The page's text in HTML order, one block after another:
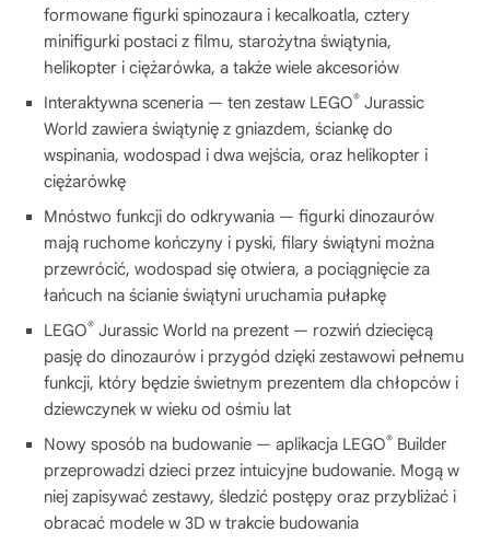
formowane figurki spinozaura i kecalkoatla, cztery
minifigurki postaci z filmu, starożytna świątynia,
helikopter i ciężarówka, a także wiele akcesoriów
Interaktywna sceneria — ten zestaw LEGO® Jurassic
World zawiera świątynię z gniazdem, ściankę do
wspinania, wodospad i dwa wejścia, oraz helikopter i
ciężarówkę
Mnóstwo funkcji do odkrywania — figurki dinozaurów
mają ruchome kończyny i pyski, filary świątyni można
przewrócić, wodospad się otwiera, a pociągnięcie za
łańcuch na ścianie świątyni uruchamia pułapkę
LEGO® Jurassic World na prezent — rozwiń dziecięcą
pasję do dinozaurów i przygód dzięki zestawowi pełnemu
funkcji, który będzie świetnym prezentem dla chłopców i
dziewczynek w wieku od ośmiu lat
Nowy sposób na budowanie — aplikacja LEGO® Builder
przeprowadzi dzieci przez intuicyjne budowanie. Mogą w
niej zapisywać zestawy, śledzić postępy oraz przybliżać i
obracać modele w 3D w trakcie budowania